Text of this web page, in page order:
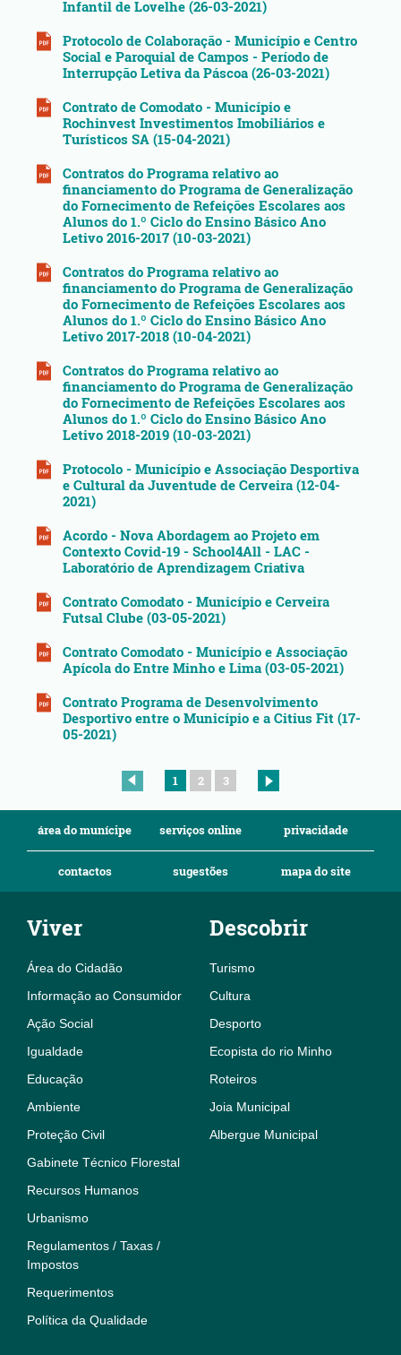
Infantil de Lovelhe (26-03-2021)
Protocolo de Colaboração - Município e Centro
Social e Paroquial de Campos - Período de
Interrupção Letiva da Páscoa (26-03-2021)
Contrato de Comodato - Município e
Rochinvest Investimentos Imobiliários e
Turísticos SA (15-04-2021)
Contratos do Programa relativo ao
financiamento do Programa de Generalização
do Fornecimento de Refeições Escolares aos
Alunos do 1.º Ciclo do Ensino Básico Ano
Letivo 2016-2017 (10-03-2021)
Contratos do Programa relativo ao
financiamento do Programa de Generalização
do Fornecimento de Refeições Escolares aos
Alunos do 1.º Ciclo do Ensino Básico Ano
Letivo 2017-2018 (10-04-2021)
Contratos do Programa relativo ao
financiamento do Programa de Generalização
do Fornecimento de Refeições Escolares aos
Alunos do 1.º Ciclo do Ensino Básico Ano
Letivo 2018-2019 (10-03-2021)
Protocolo - Município e Associação Desportiva
e Cultural da Juventude de Cerveira (12-04-
2021)
Acordo - Nova Abordagem ao Projeto em
Contexto Covid-19 - School4All - LAC -
Laboratório de Aprendizagem Criativa
Contrato Comodato - Município e Cerveira
Futsal Clube (03-05-2021)
Contrato Comodato - Município e Associação
Apícola do Entre Minho e Lima (03-05-2021)
Contrato Programa de Desenvolvimento
Desportivo entre o Município e a Citius Fit (17-
05-2021)
1 2 3
área do munícipe serviços online privacidade
contactos sugestões mapa do site
Viver
Área do Cidadão
Informação ao Consumidor
Ação Social
Igualdade
Educação
Ambiente
Proteção Civil
Gabinete Técnico Florestal
Recursos Humanos
Urbanismo
Regulamentos / Taxas /
Impostos
Requerimentos
Política da Qualidade
Descobrir
Turismo
Cultura
Desporto
Ecopista do rio Minho
Roteiros
Joia Municipal
Albergue Municipal